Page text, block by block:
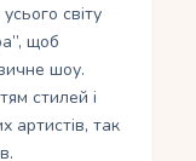
світу
щоб
шоу.
стилей і
артистів, так